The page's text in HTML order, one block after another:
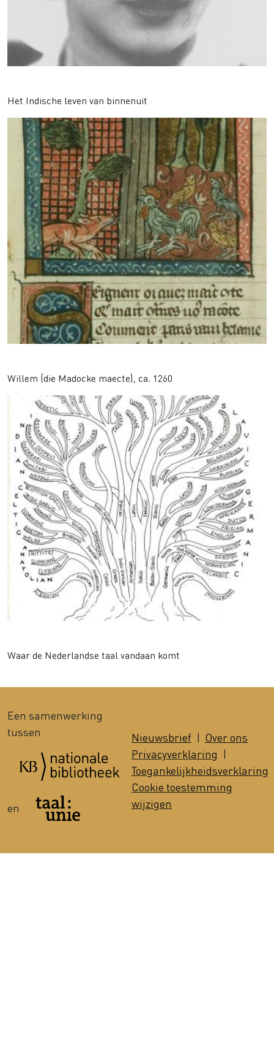
Het Indische leven van binnenuit
Willem (die Madocke maecte), ca. 1260
Waar de Nederlandse taal vandaan komt
Een samenwerking
tussen
en
Nieuwsbrief | Over ons
Privacyverklaring |
Toegankelijkheidsverklaring
Cookie toestemming
wijzigen